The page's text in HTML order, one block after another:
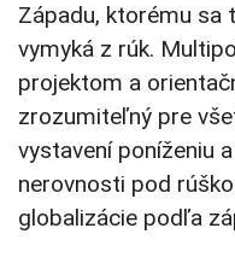
Západu, ktorému sa
vymyká z rúk.
projektom a
zrozumiteľný pre
vystavení poníženiu
nerovnosti pod
globalizácie podľa